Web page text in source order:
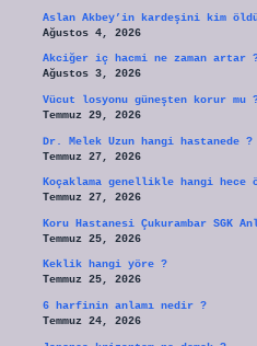
Aslan Akbey’in kardeşini kim
Ağustos 4, 2026
Akciğer iç hacmi ne zaman artar
Ağustos 3, 2026
Vücut losyonu güneşten korur mu
Temmuz 29, 2026
Dr. Melek Uzun hangi hastanede ?
Temmuz 27, 2026
Koçaklama genellikle hangi
Temmuz 27, 2026
Koru Hastanesi Çukurambar SGK
Temmuz 25, 2026
Keklik hangi yöre ?
Temmuz 25, 2026
6 harfinin anlamı nedir ?
Temmuz 24, 2026